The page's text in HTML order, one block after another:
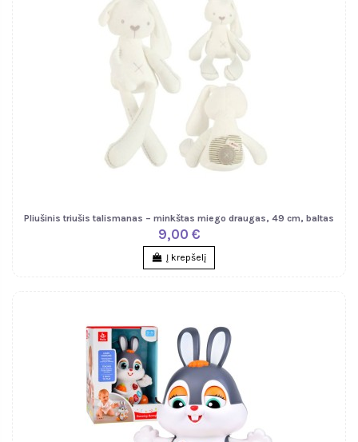
Pliušinis triušis talismanas – minkštas miego draugas, 49 cm, baltas
9,00 €
Į krepšelį